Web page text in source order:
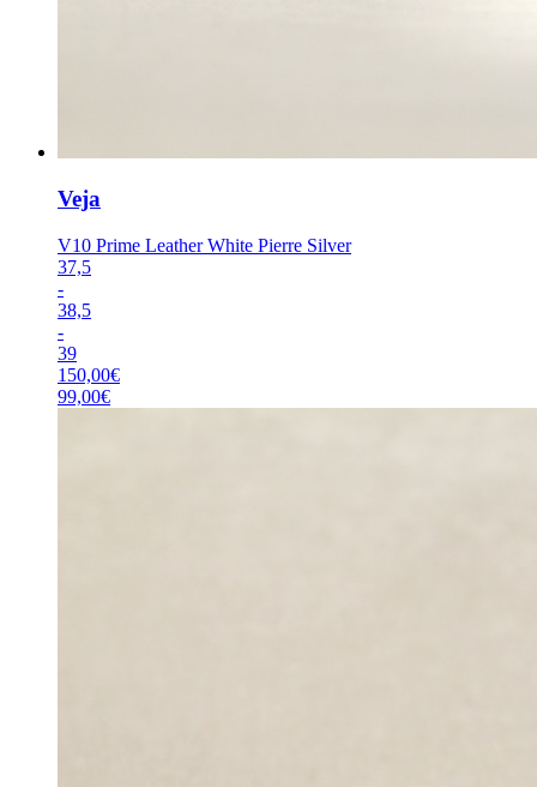
Veja
V10 Prime Leather White Pierre Silver
37,5
-
38,5
-
39
150,00€
99,00€